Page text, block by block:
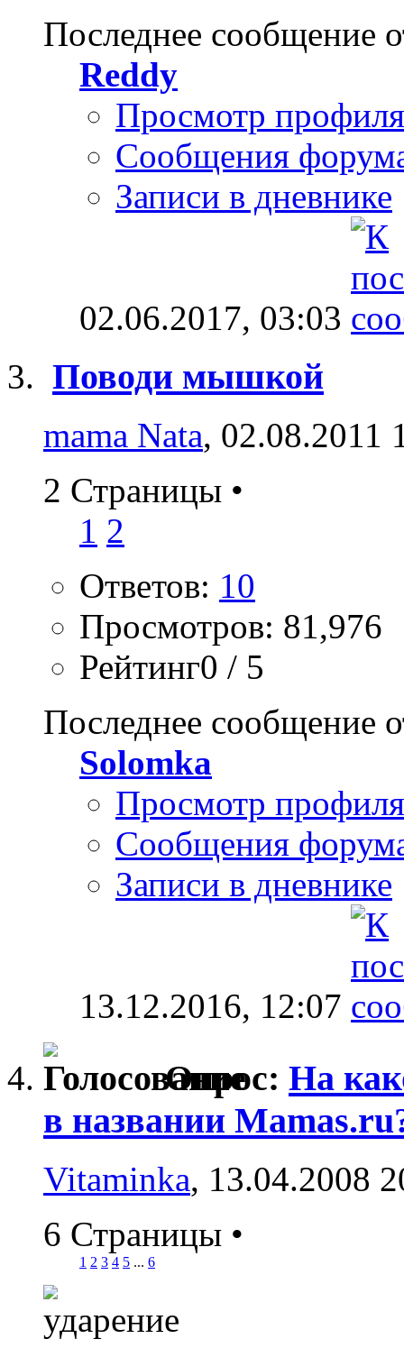
Последнее сообщение
Reddy
Просмотр профиля
Сообщения
Записи в дневнике
02.06.2017, 03:03
Поводи мышкой
mama Nata, 02.08.2011
2 Страницы •
1 2
Ответов: 10
Просмотров: 81,976
Рейтинг0 / 5
Последнее сообщение
Solomka
Просмотр профиля
Сообщения
Записи в дневнике
13.12.2016, 12:07
Опрос: На
в названии
Vitaminka, 13.04.2008
6 Страницы •
1 2 3 4 5 ... 6